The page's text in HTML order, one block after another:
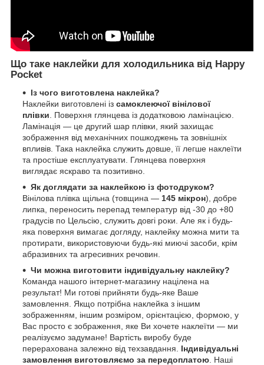
Що таке наклейки для холодильника від Happy
Pocket
Із чого виготовлена наклейка?
Наклейки виготовлені із самоклеючої вінілової
плівки . Поверхня глянцева із додатковою ламінацією.
Ламінація — це другий шар плівки, який захищає
зображення від механічних пошкоджень та зовнішніх
впливів. Така наклейка служить довше, її легше наклеїти
та простіше експлуатувати. Глянцева поверхня
виглядає яскраво та позитивно.
Як доглядати за наклейкою із фотодруком?
Вінілова плівка щільна (товщина — 145 мікрон), добре
липка, переносить перепад температур від -30 до +80
градусів по Цельсію, служить довгі роки. Але як і будь-
яка поверхня вимагає догляду, наклейку можна мити та
протирати, використовуючи будь-які миючі засоби, крім
абразивних та агресивних речовин.
Чи можна виготовити індивідуальну наклейку?
Команда нашого інтернет-магазину націлена на
результат! Ми готові прийняти будь-яке Ваше
замовлення. Якщо потрібна наклейка з іншим
зображенням, іншим розміром, орієнтацією, формою, у
Вас просто є зображення, яке Ви хочете наклеїти — ми
реалізуємо задумане! Вартість виробу буде
перерахована залежно від техзавдання. Індивідуальні
замовлення виготовляємо за передоплатою . Наші